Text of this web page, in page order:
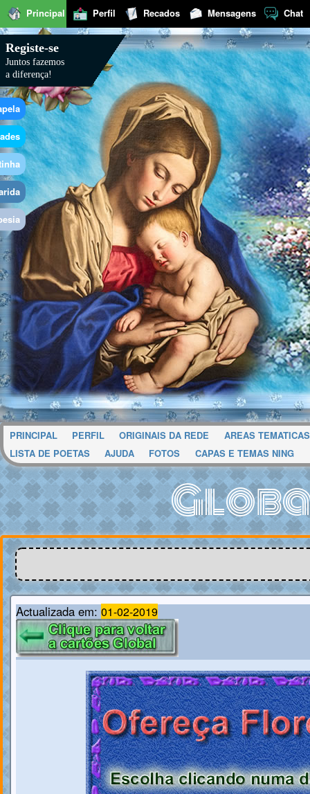
PRINCIPAL PERFIL ORIGINAIS DA REDE
AREAS TEMATICAS
LISTA DE POETAS
AJUDA FOTOS CAPAS E TEMAS NING
Actualizada em: 01-02-2019
Principal Perfil Recados Mensagens Chat
Registe-se
Juntos fazemos
a diferença!